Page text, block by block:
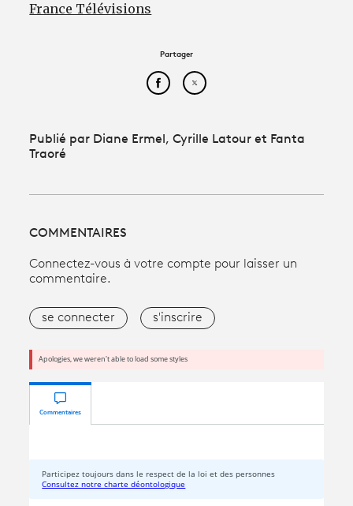
France Télévisions
Partager
Partager cet article sur
Partager cet article sur
Publié par Diane Ermel, Cyrille Latour et Fanta
Traoré
COMMENTAIRES
Connectez-vous à votre compte pour laisser un
commentaire.
se connecter s'inscrire